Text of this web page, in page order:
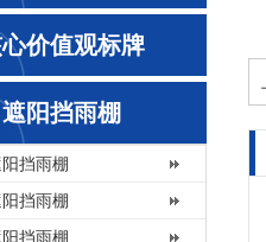
价值观标牌
遮阳挡雨棚
挡雨棚
挡雨棚
挡雨棚